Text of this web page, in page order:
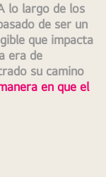
lo largo de los
de ser un
que impacta
era de
su camino
en que el